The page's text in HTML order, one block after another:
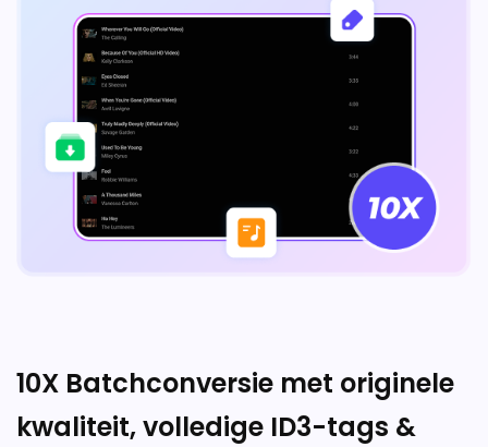
10X Batchconversie met originele
kwaliteit, volledige ID3-tags &